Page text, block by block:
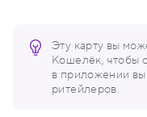
Эту карту вы
Кошелёк, чтобы
в приложении вы
ритейлеров.